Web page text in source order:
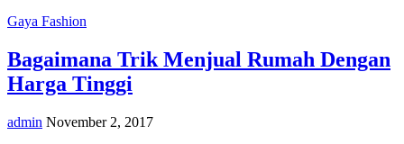
Gaya Fashion
Bagaimana Trik Menjual Rumah Dengan
Harga Tinggi
admin November 2, 2017